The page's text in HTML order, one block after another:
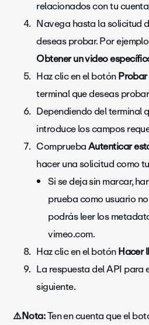
relacionados con tu
Navega hasta la solicitud
deseas probar.Por
Obtener un video
Haz clic en el botónProbar
terminal que deseas
Dependiendo del terminal
introduce los campos
CompruebaAutenticar
hacer una solicitud como
Si se deja sin marcar,
prueba como usuario
podrás leer los
vimeo.com.
Haz clic en el botónHacer
La respuesta del API para
siguiente.
⚠️Nota:Ten en cuenta que el